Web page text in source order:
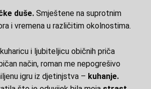
duše. Smještene na suprotnim
i vremena u različitim okolnostima.
i ljubiteljicu običnih priča
način, roman me nepogrešivo
igru iz djetinjstva – kuhanje.